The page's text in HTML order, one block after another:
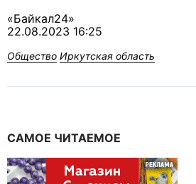
«Байкал24»
22.08.2023 16:25
Общество Иркутская область
САМОЕ ЧИТАЕМОЕ